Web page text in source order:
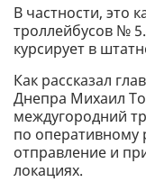
В частности, это
троллейбусов №
курсирует в
Как рассказал
Днепра Михаил
междугородний
по оперативному
отправление и
локациях.